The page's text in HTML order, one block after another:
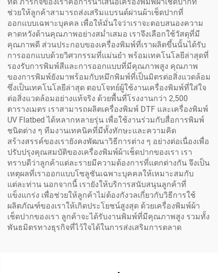
ช่วยให้ลูกค้าสามารถส่งเสริมแบรนด์ผ่านผ้าเช็ดปากที่
ออกแบบเฉพาะบุคคล เพื่อให้มั่นใจว่าเราจะตอบสนองความ
คาดหวังด้านคุณภาพอย่างสม่ำเสมอ เราจึงเลือกใช้วัสดุที่มี
คุณภาพดี ส่วนประกอบของเครื่องพิมพ์ที่เราผลิตขึ้นนั้นได้รับ
การออกแบบด้วยวิศวกรรมที่แม่นยำ พร้อมเทคโนโลยีล่าสุดที่
รองรับการพิมพ์สีและการออกแบบที่มีคุณภาพสูง คุณภาพ
ของการพิมพ์ยังมาพร้อมกับหมึกพิมพ์ที่เป็นมิตรต่อสิ่งแวดล้อม
ซึ่งเป็นเทคโนโลยีล่าสุด ตอบโจทย์ผู้ใช้งานเครื่องพิมพ์ที่ใส่ใจ
ต่อสิ่งแวดล้อมอย่างแท้จริง ด้วยพื้นที่โรงงานกว่า 2,500
ตารางเมตร เราสามารถผลิตเครื่องพิมพ์ DTF และเครื่องพิมพ์
UV Flatbed ได้หลากหลายรุ่น เพื่อใช้งานร่วมกับสื่อการพิมพ์
ชนิดต่าง ๆ ทีมงานเทคนิคที่มีทั้งทักษะและความคิด
สร้างสรรค์ของเรายังคงพัฒนาวิธีการต่าง ๆ อย่างต่อเนื่องเพื่อ
ปรับปรุงคุณสมบัติของเครื่องพิมพ์ผ้าเช็ดปากของเรา เรา
ทราบดีว่าลูกค้าแต่ละรายมีความต้องการที่แตกต่างกัน จึงเป็น
เหตุผลที่เราออกแบบโซลูชันเฉพาะบุคคลให้เหมาะสมกับ
แต่ละท่าน นอกจากนี้ เรายังให้บริการสนับสนุนลูกค้าที่
แข็งแกร่ง เพื่อช่วยให้ลูกค้าไม่ต้องกังวลเกี่ยวกับวิธีการใช้
ผลิตภัณฑ์ของเราให้เกิดประโยชน์สูงสุด ด้วยเครื่องพิมพ์ผ้า
เช็ดปากของเรา ลูกค้าจะได้รับงานพิมพ์ที่มีคุณภาพสูง รวมทั้ง
พันธมิตรทางธุรกิจที่ไว้ใจได้ในการส่งเสริมการตลาด